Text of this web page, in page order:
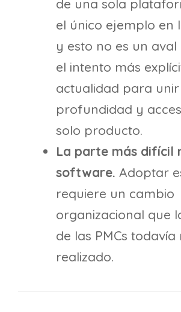
de una sola
el único ejemplo en
y esto no es un
el intento más
actualidad para unir
profundidad y
solo producto.
La parte más difícil
software. Adoptar
requiere un cambio
organizacional que
de las PMCs todavía
realizado.